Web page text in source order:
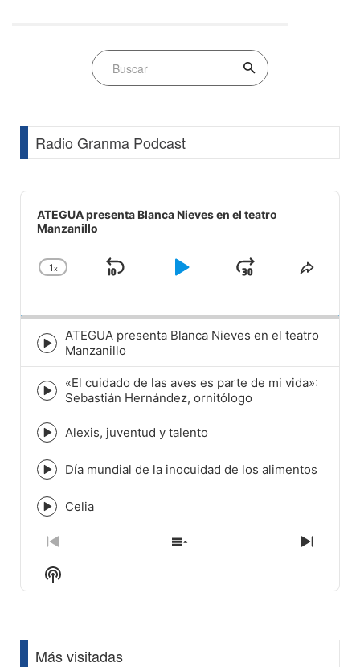
Radio Granma Podcast
Audio
Player
ATEGUA presenta Blanca Nieves en el teatro
Manzanillo
Change
1x
Skip
Play
JumpShare
Episode
play
icon
ATEGUA presenta Blanca Nieves en el teatro
Manzanillo
Episode
play
icon
«El cuidado de las aves es parte de mi vida»:
Sebastián Hernández, ornitólogo
Episode
play
icon
Alexis, juventud y talento
Episode
play
icon
Día mundial de la inocuidad de los alimentos
Episode
play
icon
Celia
Previous
Episode
Show
Next
Show
Podcast
Más visitadas